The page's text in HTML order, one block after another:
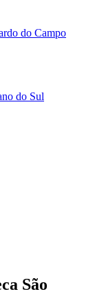
do Campo
do Sul
São